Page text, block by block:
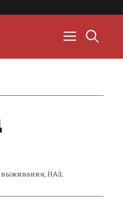
выживания,НАЗ,